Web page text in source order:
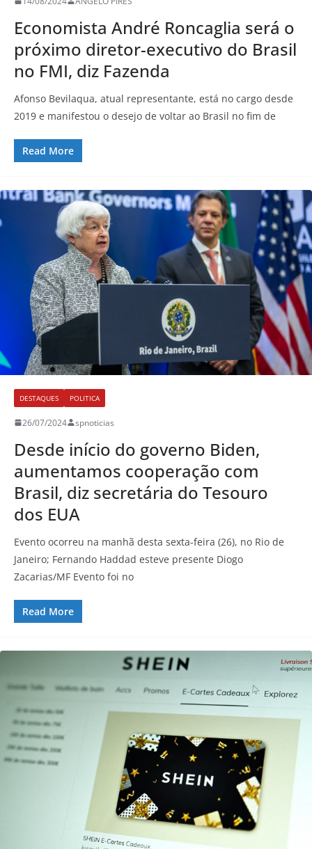
Economista André Roncaglia será o
próximo diretor-executivo do Brasil
no FMI, diz Fazenda
Afonso Bevilaqua, atual representante, está no cargo desde
2019 e manifestou o desejo de voltar ao Brasil no fim de
Read More
DESTAQUES POLITICA
26/07/2024 spnoticias
Desde início do governo Biden,
aumentamos cooperação com
Brasil, diz secretária do Tesouro
dos EUA
Evento ocorreu na manhã desta sexta-feira (26), no Rio de
Janeiro; Fernando Haddad esteve presente Diogo
Zacarias/MF Evento foi no
Read More